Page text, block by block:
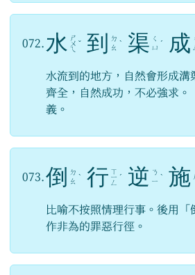
072. 水 ㄕ
ㄨ
ㄟ
ˇ 到
ㄉ
ㄠ ˋ 渠 ㄑ
ㄩ ˊ 成
水流到的地方，自然會形成溝
齊全，自然成功，不必強求。
義。
073. 倒
ㄉ
ㄠ ˋ 行 ㄒ
ㄧ
ㄥ
ˊ 逆 ㄋ
ㄧ ˋ 施
比喻不按照情理行事。後用「
作非為的罪惡行徑。